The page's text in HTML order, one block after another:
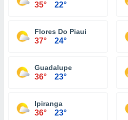
35° 22°
Flores Do Piaui
37° 24°
Guadalupe
36° 23°
Ipiranga
36° 23°